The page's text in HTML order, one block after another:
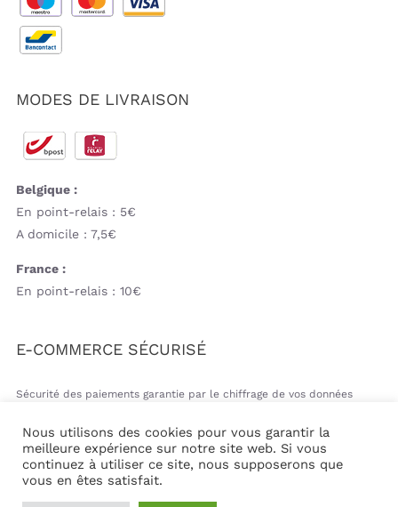
MODES DE LIVRAISON
Belgique :
En point-relais : 5€
A domicile : 7,5€
France :
En point-relais : 10€
E-COMMERCE SÉCURISÉ
Sécurité des paiements garantie par le chiffrage de vos données
© Copyright 2026 | Mil&va Babystore All Rights Reserved
Nous utilisons des cookies pour vous garantir la
meilleure expérience sur notre site web. Si vous
continuez à utiliser ce site, nous supposerons que
vous en êtes satisfait.